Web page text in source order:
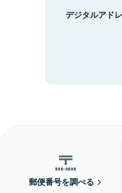
デジタルアド
郵便番号を調べる